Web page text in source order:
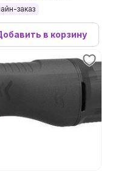
заказ
в корзину